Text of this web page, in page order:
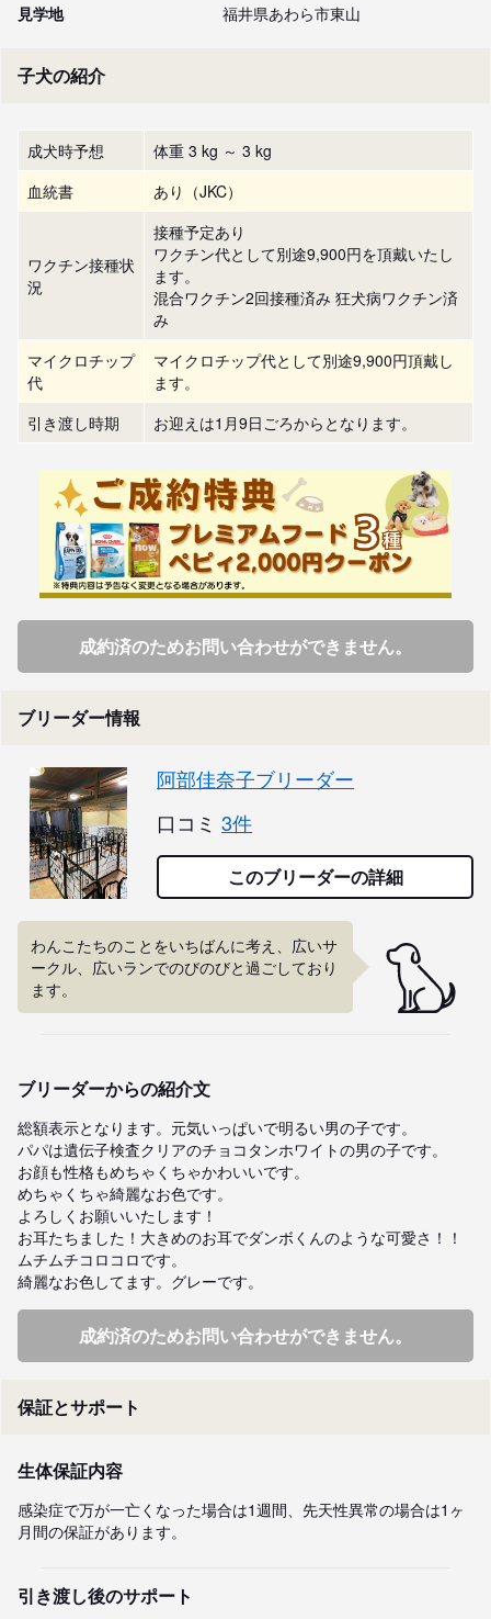
見学地
福井県あわら市東山
子犬の紹介
成犬時予想
体重 3 kg ～ 3 kg
血統書
あり（JKC）
ワクチン接種状
況
接種予定あり
ワクチン代として別途9,900円を頂戴いたし
ます。
混合ワクチン2回接種済み 狂犬病ワクチン済
み
マイクロチップ
代
マイクロチップ代として別途9,900円頂戴し
ます。
引き渡し時期
お迎えは1月9日ごろからとなります。
成約済のためお問い合わせができません。
ブリーダー情報
阿部佳奈子ブリーダー
口コミ 3件
このブリーダーの詳細
わんこたちのことをいちばんに考え、広いサ
ークル、広いランでのびのびと過ごしており
ます。
ブリーダーからの紹介文
総額表示となります。元気いっぱいで明るい男の子です。
パパは遺伝子検査クリアのチョコタンホワイトの男の子です。
お顔も性格もめちゃくちゃかわいいです。
めちゃくちゃ綺麗なお色です。
よろしくお願いいたします！
お耳たちました！大きめのお耳でダンボくんのような可愛さ！！
ムチムチコロコロです。
綺麗なお色してます。グレーです。
成約済のためお問い合わせができません。
保証とサポート
生体保証内容
感染症で万が一亡くなった場合は1週間、先天性異常の場合は1ヶ
月間の保証があります。
引き渡し後のサポート